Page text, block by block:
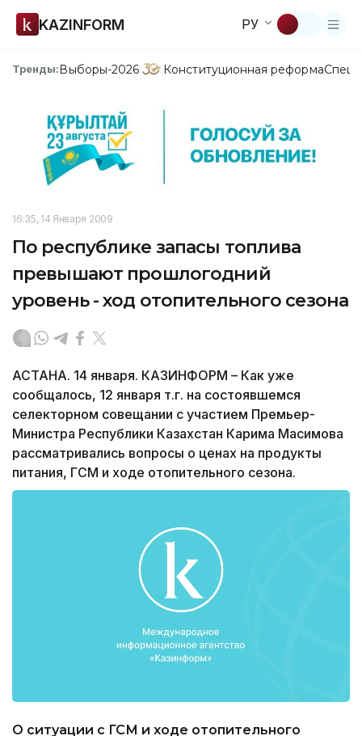
KAZINFORM РУ
Тренды:Выборы-2026 Конституционная реформа
16:35, 14 Января 2009
По республике запасы топлива
превышают прошлогодний
уровень - ход отопительного сезона
АСТАНА. 14 января. КАЗИНФОРМ – Как уже
сообщалось, 12 января т.г. на состоявшемся
селекторном совещании с участием Премьер-
Министра Республики Казахстан Карима Масимова
рассматривались вопросы о ценах на продукты
питания, ГСМ и ходе отопительного сезона.
О ситуации с ГСМ и ходе отопительного